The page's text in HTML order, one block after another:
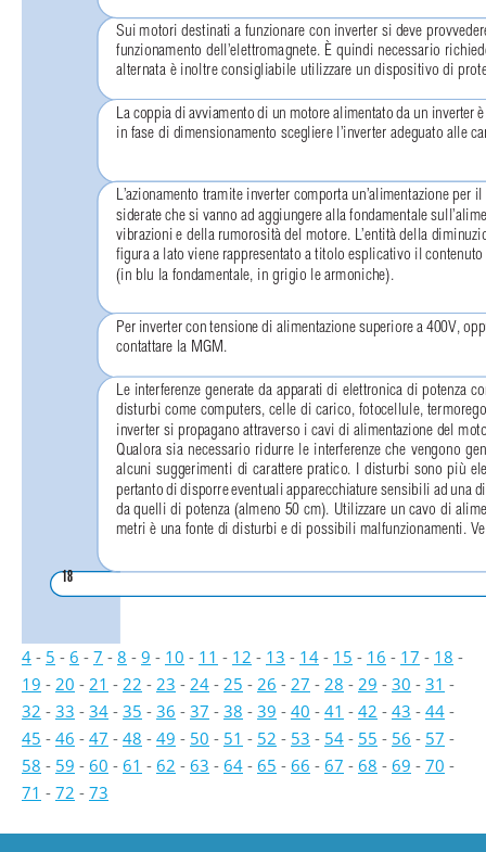
18
Sui motori destinati a funzionare con inverter si deve
funzionamento dell’elettromagnete. È quindi necessario
alternata è inoltre consigliabile utilizzare un dispositivo di
La coppia di avviamento di un motore alimentato da un
in fase di dimensionamento scegliere l’inverter adeguato alle
L’azionamento tramite inverter comporta un’alimentazione
siderate che si vanno ad aggiungere alla fondamentale
vibrazioni e della rumorosità del motore. L’entità della
ﬁgura a lato viene rappresentato a titolo esplicativo il
(in blu la fondamentale, in grigio le armoniche).
Per inverter con tensione di alimentazione superiore a 400V,
contattare la MGM.
Le interferenze generate da apparati di elettronica di potenza
disturbi come computers, celle di carico, fotocellule,
inverter si propagano attraverso i cavi di alimentazione del
Qualora sia necessario ridurre le interferenze che vengono
alcuni suggerimenti di carattere pratico. I disturbi sono più
pertanto di disporre eventuali apparecchiature sensibili ad una
da quelli di potenza (almeno 50 cm). Utilizzare un cavo di
metri è una fonte di disturbi e di possibili malfunzionamenti.
4 - 5 - 6 - 7 - 8 - 9 - 10 - 11 - 12 - 13 - 14 - 15 - 16 - 17 - 18 -
19 - 20 - 21 - 22 - 23 - 24 - 25 - 26 - 27 - 28 - 29 - 30 - 31 -
32 - 33 - 34 - 35 - 36 - 37 - 38 - 39 - 40 - 41 - 42 - 43 - 44 -
45 - 46 - 47 - 48 - 49 - 50 - 51 - 52 - 53 - 54 - 55 - 56 - 57 -
58 - 59 - 60 - 61 - 62 - 63 - 64 - 65 - 66 - 67 - 68 - 69 - 70 -
71 - 72 - 73